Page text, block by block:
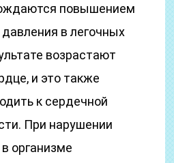
повышением
давления в легочных
возрастают
и это также
к сердечной
При нарушении
организме